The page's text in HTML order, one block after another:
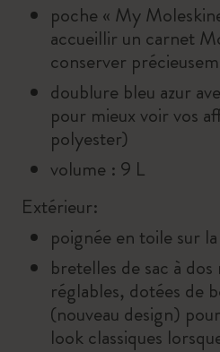
poche « My
accueillir un carnet
conserver
doublure bleu azur
pour mieux voir vos
polyester)
volume : 9 L
Extérieur:
poignée en toile sur
bretelles de sac à
réglables, dotées de
(nouveau design)
look classiques